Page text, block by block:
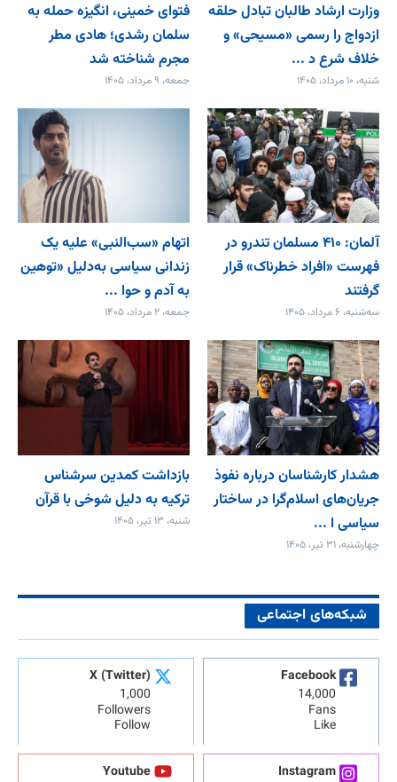
وزارت ارشاد طالبان تبادل حلقه
ازدواج را رسمی «مسیحی» و
خلاف شرع د ...
شنبه، ۱۰ مرداد، ۱۴۰۵
فتوای خمینی، انگیزه حمله به
سلمان رشدی؛ هادی مطر
مجرم شناخته شد
جمعه، ۹ مرداد، ۱۴۰۵
آلمان: ۴۱۰ مسلمان تندرو در
فهرست «افراد خطرناک» قرار
گرفتند
سه‌شنبه، ۶ مرداد، ۱۴۰۵
اتهام «سب‌النبی» علیه یک
زندانی سیاسی به‌دلیل «توهین
به آدم و حوا ...
جمعه، ۲ مرداد، ۱۴۰۵
هشدار کارشناسان درباره نفوذ
جریان‌های اسلام‌گرا در ساختار
سیاسی ا ...
چهارشنبه، ۳۱ تیر، ۱۴۰۵
بازداشت کمدین سرشناس
ترکیه به دلیل شوخی با قرآن
شنبه، ۱۳ تیر، ۱۴۰۵
شبکه‌های اجتماعی
Facebook
14,000
Fans
Like
X (Twitter)
1,000
Followers
Follow
Instagram
Youtube